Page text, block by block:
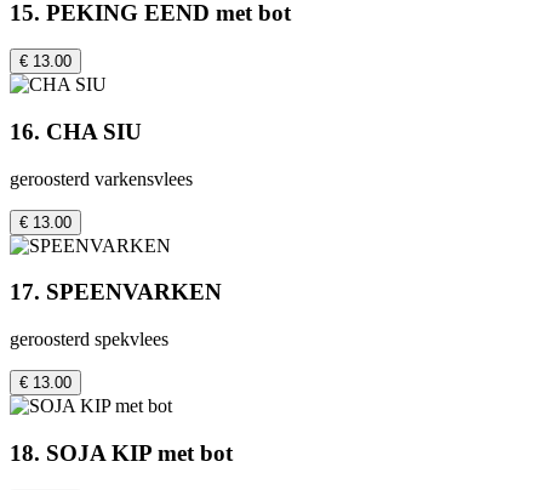
15. PEKING EEND met bot
€ 13.00
16. CHA SIU
geroosterd varkensvlees
€ 13.00
17. SPEENVARKEN
geroosterd spekvlees
€ 13.00
18. SOJA KIP met bot